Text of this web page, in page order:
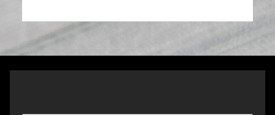
いて
個人情報の入力は任意ですが、必須項目の